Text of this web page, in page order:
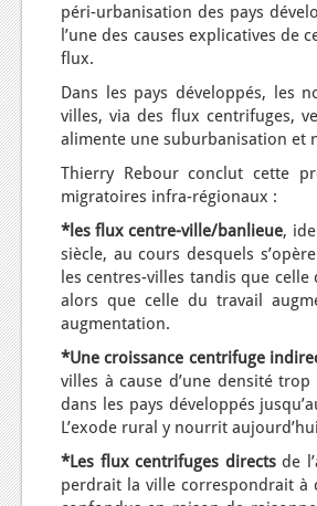
péri-urbanisation des pays
l’une des causes explicatives
flux.
Dans les pays développés, les
villes, via des flux centrifuges,
alimente une suburbanisation et
Thierry Rebour conclut cette
migratoires infra-régionaux :
*les flux centre-ville/banlieue,
siècle, au cours desquels
les centres-villes tandis que
alors que celle du travail
augmentation.
*Une croissance centrifuge
villes à cause d’une densité
dans les pays développés
L’exode rural y nourrit
*Les flux centrifuges directsde
perdrait la ville correspondrait à